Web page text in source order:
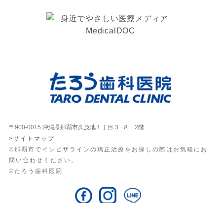
〒900-0015 沖縄県那覇市久茂地１丁目３−８ 2階
>サイトマップ
©那覇市でインビザラインの矯正治療をお探しの際はお気軽にお
問い合わせください。
©たろう歯科医院